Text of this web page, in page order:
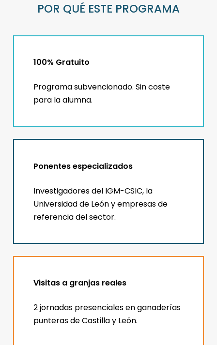
POR QUÉ ESTE PROGRAMA
100% Gratuito
Programa subvencionado. Sin coste
para la alumna.
Ponentes especializados
Investigadores del IGM-CSIC, la
Universidad de León y empresas de
referencia del sector.
Visitas a granjas reales
2 jornadas presenciales en ganaderías
punteras de Castilla y León.